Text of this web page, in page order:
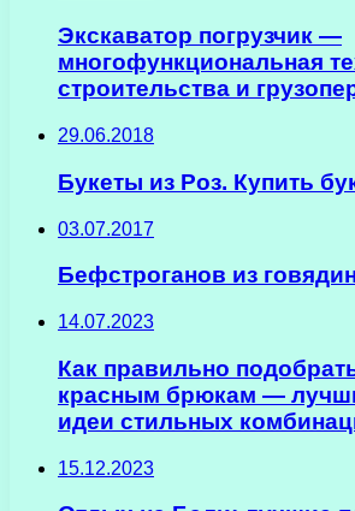
Экскаватор погрузчик —
многофункциональная
строительства и
29.06.2018
Букеты из Роз. Купить
03.07.2017
Бефстроганов из
14.07.2023
Как правильно
красным брюкам —
идеи стильных
15.12.2023